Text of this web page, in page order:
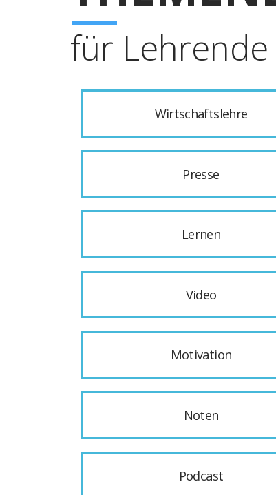
für
Wirtschaftslehre
Presse
Lernen
Video
Motivation
Noten
Podcast